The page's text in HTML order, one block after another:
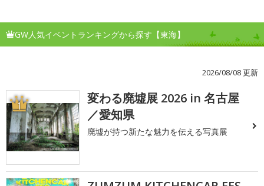
GW人気イベントランキングから探す【東海】
2026/08/08 更新
1
変わる廃墟展 2026 in 名古屋
／愛知県
廃墟が持つ新たな魅力を伝える写真展